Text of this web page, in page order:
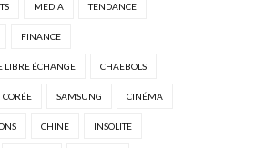
MEDIA TENDANCE
FINANCE
LIBRE ÉCHANGE CHAEBOLS
CORÉE SAMSUNG CINÉMA
CHINE INSOLITE